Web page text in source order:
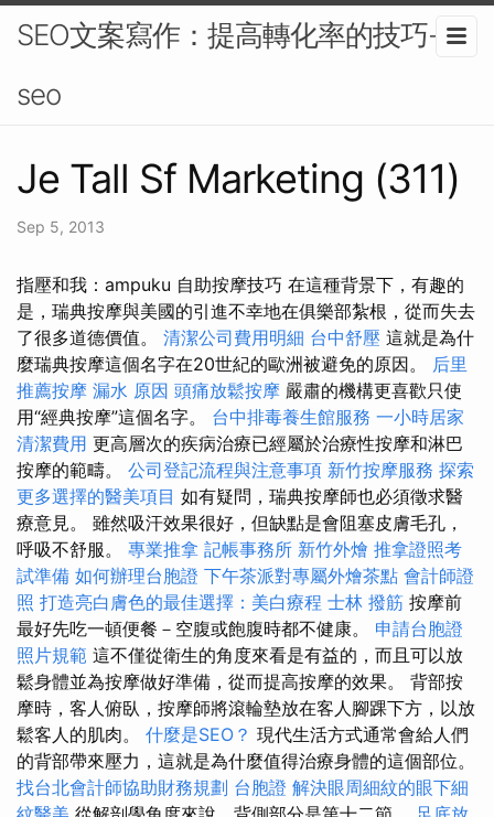
SEO文案寫作：提高轉化率的技巧-
seo
Je Tall Sf Marketing (311)
Sep 5, 2013
指壓和我：ampuku 自助按摩技巧 在這種背景下，有趣的
是，瑞典按摩與美國的引進不幸地在俱樂部紮根，從而失去
了很多道德價值。 清潔公司費用明細 台中舒壓 這就是為什
麼瑞典按摩這個名字在20世紀的歐洲被避免的原因。 后里
推薦按摩 漏水 原因 頭痛放鬆按摩 嚴肅的機構更喜歡只使
用“經典按摩”這個名字。 台中排毒養生館服務 一小時居家
清潔費用 更高層次的疾病治療已經屬於治療性按摩和淋巴
按摩的範疇。 公司登記流程與注意事項 新竹按摩服務 探索
更多選擇的醫美項目 如有疑問，瑞典按摩師也必須徵求醫
療意見。 雖然吸汗效果很好，但缺點是會阻塞皮膚毛孔，
呼吸不舒服。 專業推拿 記帳事務所 新竹外燴 推拿證照考
試準備 如何辦理台胞證 下午茶派對專屬外燴茶點 會計師證
照 打造亮白膚色的最佳選擇：美白療程 士林 撥筋 按摩前
最好先吃一頓便餐－空腹或飽腹時都不健康。 申請台胞證
照片規範 這不僅從衛生的角度來看是有益的，而且可以放
鬆身體並為按摩做好準備，從而提高按摩的效果。 背部按
摩時，客人俯臥，按摩師將滾輪墊放在客人腳踝下方，以放
鬆客人的肌肉。 什麼是SEO？ 現代生活方式通常會給人們
的背部帶來壓力，這就是為什麼值得治療身體的這個部位。
找台北會計師協助財務規劃 台胞證 解決眼周細紋的眼下細